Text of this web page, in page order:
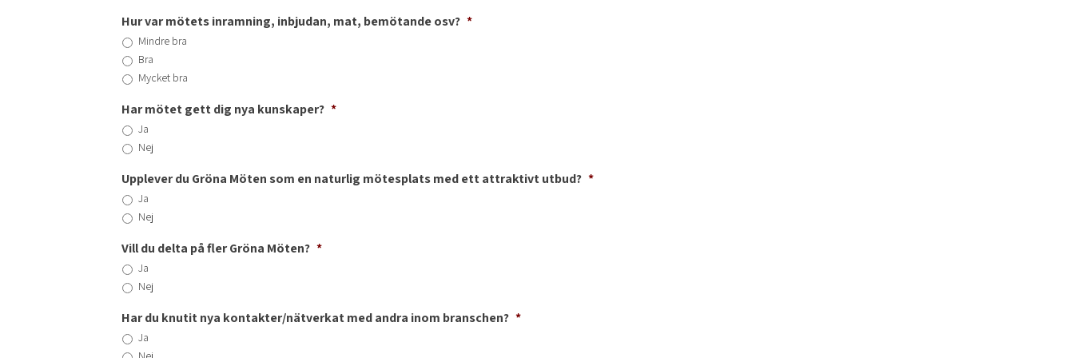
Hur var mötets inramning, inbjudan, mat, bemötande osv? *
Mindre bra
Bra
Mycket bra
Har mötet gett dig nya kunskaper? *
Ja
Nej
Upplever du Gröna Möten som en naturlig mötesplats med ett attraktivt utbud? *
Ja
Nej
Vill du delta på fler Gröna Möten? *
Ja
Nej
Har du knutit nya kontakter/nätverkat med andra inom branschen? *
Ja